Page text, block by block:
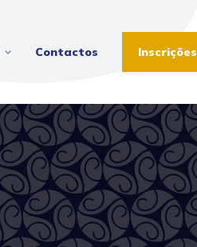
Contactos Inscrições